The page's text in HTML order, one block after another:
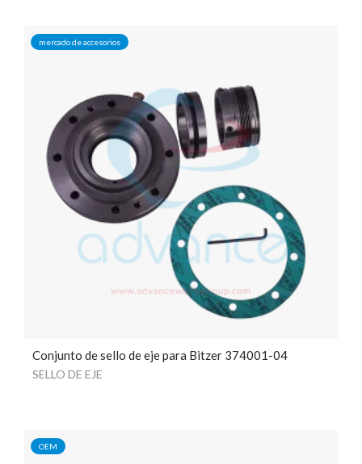
mercado de accesorios
Conjunto de sello de eje para Bitzer 374001-04
SELLO DE EJE
OEM